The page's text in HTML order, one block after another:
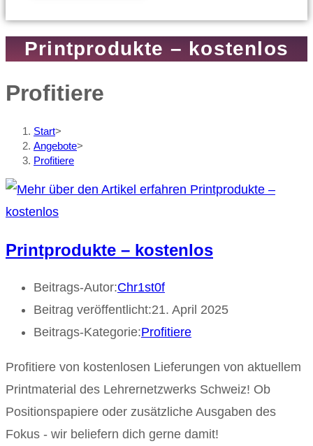
Printprodukte – kostenlos
Profitiere
Start>
Angebote>
Profitiere
Printprodukte – kostenlos
Beitrags-Autor:Chr1st0f
Beitrag veröffentlicht:21. April 2025
Beitrags-Kategorie:Profitiere
Profitiere von kostenlosen Lieferungen von aktuellem
Printmaterial des Lehrernetzwerks Schweiz! Ob
Positionspapiere oder zusätzliche Ausgaben des
Fokus - wir beliefern dich gerne damit!